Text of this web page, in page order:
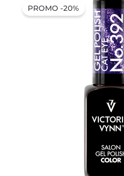
PROMO -20%